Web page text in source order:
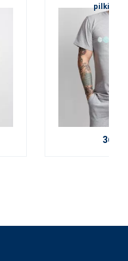
pilki, M
36,80